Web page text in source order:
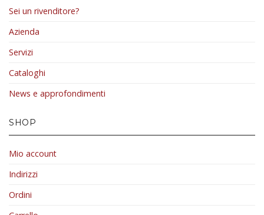
Sei un rivenditore?
Azienda
Servizi
Cataloghi
News e approfondimenti
SHOP
Mio account
Indirizzi
Ordini